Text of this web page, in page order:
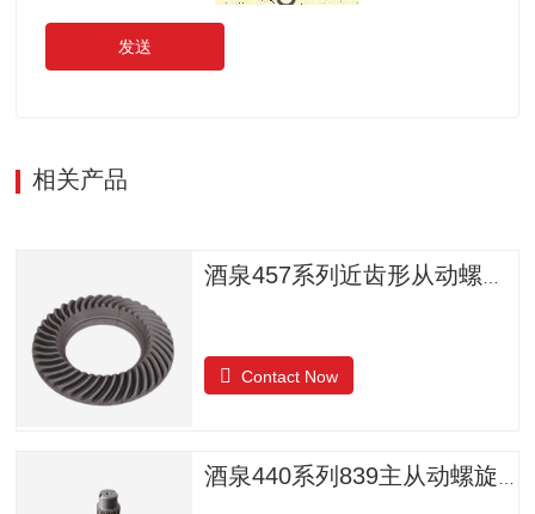
发送
相关产品
Contact Now